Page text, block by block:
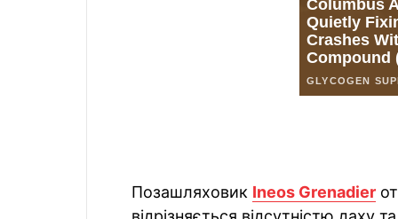
Позашляховик Ineos Grenadier